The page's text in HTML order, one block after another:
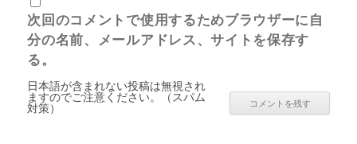
次回のコメントで使用するためブラウザーに自
分の名前、メールアドレス、サイトを保存す
る。
日本語が含まれない投稿は無視され
ますのでご注意ください。（スパム
対策）